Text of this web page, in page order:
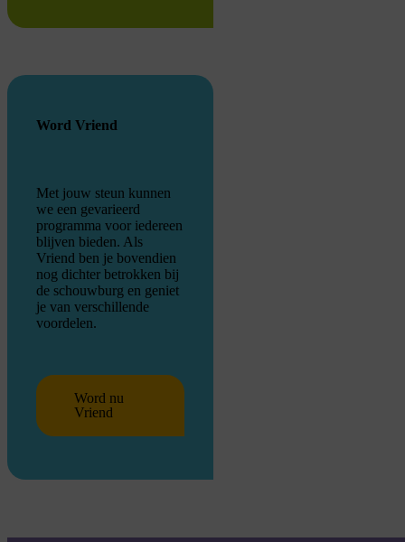
Word Vriend
Met jouw steun kunnen
we een gevarieerd
programma voor iedereen
blijven bieden. Als
Vriend ben je bovendien
nog dichter betrokken bij
de schouwburg en geniet
je van verschillende
voordelen.
Word nu
Vriend